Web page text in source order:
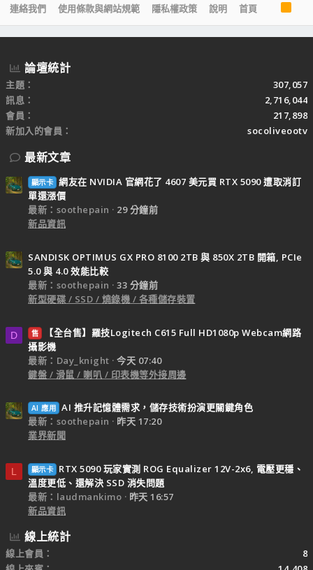
連絡我們
使用條款與網站規範 隱私權政策 說明 首頁
R
S
S
論壇統計
主題
307,057
訊息
2,716,044
會員
217,898
新加入的會員
socoliveootv
最新文章
顯示卡 網友在 NVIDIA 官網花了 4607 美元買 RTX 5090 遭取消訂
單還漲價
最新：soothepain
29 分鐘前
新品資訊
SANDISK OPTIMUS GX PRO 8100 2TB 與 850X 2TB 開箱, PCIe
5.0 與 4.0 效能比較
最新：soothepain
33 分鐘前
新型硬碟 / SSD / 燒錄機 / 各種儲存裝置
D 售
【全台售】羅技Logitech C615 Full HD1080p Webcam網路
攝影機
最新：Day_knight
今天 07:40
鍵盤 / 滑鼠 / 喇叭 / 印表機等外接周邊
AI 應用 AI 推升記憶體需求，儲存技術扮演更關鍵角色
最新：soothepain
昨天 17:20
業界新聞
L 顯示卡
RTX 5090 玩家實測 ROG Equalizer 12V-2x6, 電壓更穩、
溫度更低、還解決 SSD 消失問題
最新：laudmankimo
昨天 16:57
新品資訊
線上統計
線上會員
8